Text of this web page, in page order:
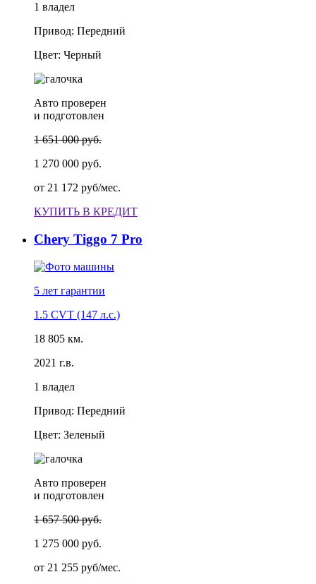
1 владел
Привод: Передний
Цвет: Черный
Авто проверен
и подготовлен
1 651 000 руб.
1 270 000 руб.
от 21 172 руб/мес.
КУПИТЬ В КРЕДИТ
Chery Tiggo 7 Pro
5 лет гарантии
1.5 CVT (147 л.с.)
18 805 км.
2021 г.в.
1 владел
Привод: Передний
Цвет: Зеленый
Авто проверен
и подготовлен
1 657 500 руб.
1 275 000 руб.
от 21 255 руб/мес.